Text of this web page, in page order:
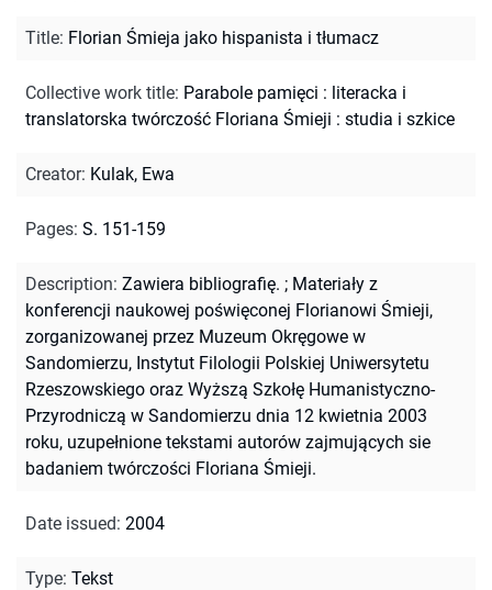
Title: Florian Śmieja jako hispanista i tłumacz
Collective work title: Parabole pamięci : literacka i
translatorska twórczość Floriana Śmieji : studia i szkice
Creator: Kulak, Ewa
Pages: S. 151-159
Description: Zawiera bibliografię. ; Materiały z
konferencji naukowej poświęconej Florianowi Śmieji,
zorganizowanej przez Muzeum Okręgowe w
Sandomierzu, Instytut Filologii Polskiej Uniwersytetu
Rzeszowskiego oraz Wyższą Szkołę Humanistyczno-
Przyrodniczą w Sandomierzu dnia 12 kwietnia 2003
roku, uzupełnione tekstami autorów zajmujących sie
badaniem twórczości Floriana Śmieji.
Date issued: 2004
Type: Tekst